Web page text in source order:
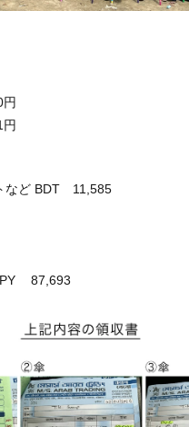
など BDT 11,585
87,693